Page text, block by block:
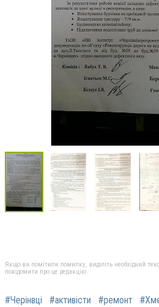
Якщо ви помітили помилку, виділіть необхідний
повідомити про це редакцію
#Черінвці #активісти #ремонт